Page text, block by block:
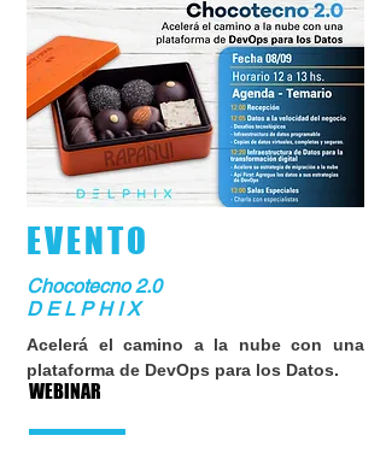
EVENTO
Chocotecno 2.0
D E L P H I X
Acelerá el camino a la nube con una
plataforma de DevOps para los Datos.
WEBINAR